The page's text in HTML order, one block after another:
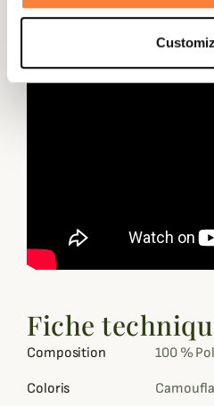
Fiche
Composition 100 %
Coloris